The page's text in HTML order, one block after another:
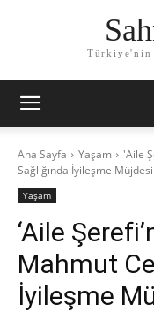
Türkiye'nin
Ana Sayfa Yaşam
'Aile
Sağlığında İyileşme Müjdesi
Yaşam
‘Aile
Mahmut
İyileşme